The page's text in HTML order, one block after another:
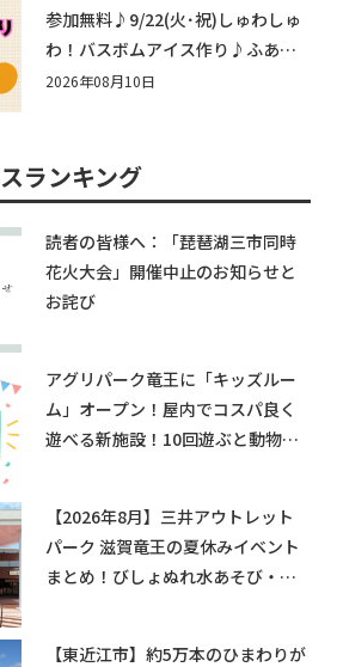
参加無料♪9/22(火･祝)しゅわしゅ
わ！バスボムアイス作り♪ふあふ
あ遊具もあるよ！in近江八幡
2026年08月10日
ランキング
読者の皆様へ：「琵琶湖三市同時
花火大会」開催中止のお知らせと
お詫び
アグリパーク竜王に「キッズルー
ム」オープン！屋内でコスパ良く
遊べる新施設！10回遊ぶと動物触
【2026年8月】三井アウトレット
パーク 滋賀竜王の夏休みイベント
まとめ！びしょぬれ水あそび・激
【東近江市】約5万本のひまわりが